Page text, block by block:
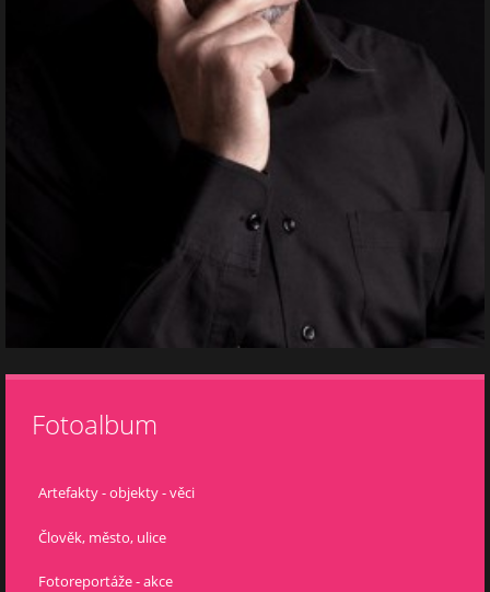
Fotoalbum
Artefakty - objekty - věci
Člověk, město, ulice
Fotoreportáže - akce